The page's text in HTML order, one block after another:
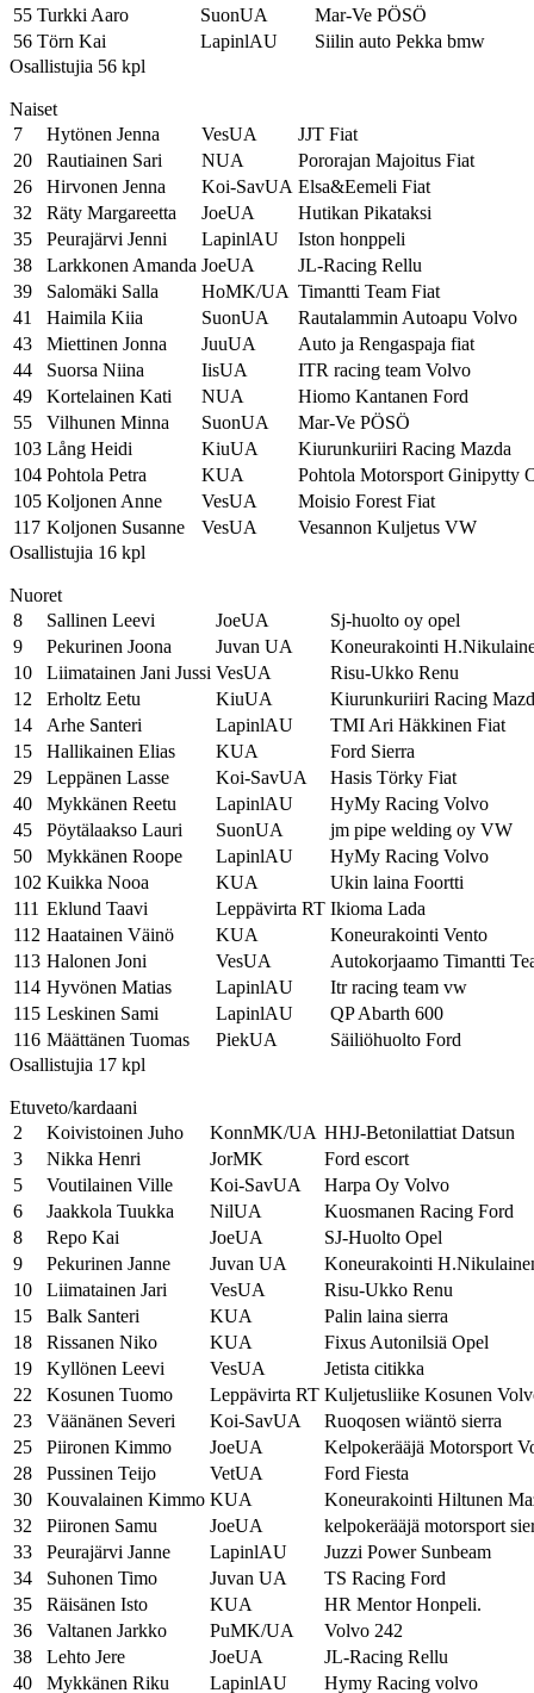
55 Turkki Aaro SuonUA
Mar-Ve PÖSÖ
56 Törn Kai LapinlAU
Siilin auto Pekka bmw
Osallistujia 56 kpl
Naiset
7
Hytönen Jenna VesUA
JJT Fiat
20
Rautiainen Sari NUA
Pororajan Majoitus Fiat
26
Hirvonen Jenna Koi-SavUA Elsa&Eemeli Fiat
32
Räty Margareetta JoeUA
Hutikan Pikataksi
35
Peurajärvi Jenni LapinlAU
Iston honppeli
38
Larkkonen Amanda JoeUA
JL-Racing Rellu
39
Salomäki Salla HoMK/UA Timantti Team Fiat
41
Haimila Kiia SuonUA
Rautalammin Autoapu Volvo
43
Miettinen Jonna JuuUA
Auto ja Rengaspaja fiat
44
Suorsa Niina IisUA
ITR racing team Volvo
49
Kortelainen Kati NUA
Hiomo Kantanen Ford
55
Vilhunen Minna SuonUA
Mar-Ve PÖSÖ
103 Lång Heidi KiuUA
Kiurunkuriiri Racing Mazda
104 Pohtola Petra KUA
Pohtola Motorsport Ginipytty
105 Koljonen Anne VesUA
Moisio Forest Fiat
117 Koljonen Susanne VesUA
Vesannon Kuljetus VW
Osallistujia 16 kpl
Nuoret
8
Sallinen Leevi JoeUA
Sj-huolto oy opel
9
Pekurinen Joona Juvan UA
Koneurakointi
10
Liimatainen Jani Jussi VesUA
Risu-Ukko Renu
12
Erholtz Eetu KiuUA
Kiurunkuriiri Racing
14
Arhe Santeri LapinlAU
TMI Ari Häkkinen Fiat
15
Hallikainen Elias KUA
Ford Sierra
29
Leppänen Lasse Koi-SavUA
Hasis Törky Fiat
40
Mykkänen Reetu LapinlAU
HyMy Racing Volvo
45
Pöytälaakso Lauri SuonUA
jm pipe welding oy VW
50
Mykkänen Roope LapinlAU
HyMy Racing Volvo
102 Kuikka Nooa KUA
Ukin laina Foortti
111 Eklund Taavi Leppävirta RT Ikioma Lada
112 Haatainen Väinö KUA
Koneurakointi Vento
113 Halonen Joni VesUA
Autokorjaamo Timantti
114 Hyvönen Matias LapinlAU
Itr racing team vw
115 Leskinen Sami LapinlAU
QP Abarth 600
116 Määttänen Tuomas PiekUA
Säiliöhuolto Ford
Osallistujia 17 kpl
Etuveto/kardaani
2
Koivistoinen Juho KonnMK/UA HHJ-Betonilattiat Datsun
3
Nikka Henri JorMK
Ford escort
5
Voutilainen Ville Koi-SavUA
Harpa Oy Volvo
6
Jaakkola Tuukka NilUA
Kuosmanen Racing Ford
8
Repo Kai JoeUA
SJ-Huolto Opel
9
Pekurinen Janne Juvan UA
Koneurakointi
10
Liimatainen Jari VesUA
Risu-Ukko Renu
15
Balk Santeri KUA
Palin laina sierra
18
Rissanen Niko KUA
Fixus Autonilsiä Opel
19
Kyllönen Leevi VesUA
Jetista citikka
22
Kosunen Tuomo Leppävirta RT Kuljetusliike Kosunen
23
Väänänen Severi Koi-SavUA
Ruoqosen wiäntö sierra
25
Piironen Kimmo JoeUA
Kelpokerääjä Motorsport
28
Pussinen Teijo VetUA
Ford Fiesta
30
Kouvalainen Kimmo KUA
Koneurakointi Hiltunen
32
Piironen Samu JoeUA
kelpokerääjä motorsport
33
Peurajärvi Janne LapinlAU
Juzzi Power Sunbeam
34
Suhonen Timo Juvan UA
TS Racing Ford
35
Räisänen Isto KUA
HR Mentor Honpeli.
36
Valtanen Jarkko PuMK/UA
Volvo 242
38
Lehto Jere JoeUA
JL-Racing Rellu
40
Mykkänen Riku LapinlAU Hymy Racing volvo